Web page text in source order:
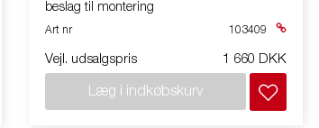
beslag til montering
Art nr 103409
Vejl. udsalgspris 1 660 DKK
Læg i indkøbskurv